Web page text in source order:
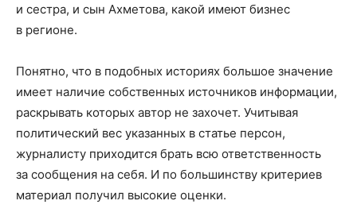
и сестра, и сын Ахметова, какой имеют бизнес
в регионе.
Понятно, что в подобных историях большое значение
имеет наличие собственных источников информации,
раскрывать которых автор не захочет. Учитывая
политический вес указанных в статье персон,
журналисту приходится брать всю ответственность
за сообщения на себя. И по большинству критериев
материал получил высокие оценки.